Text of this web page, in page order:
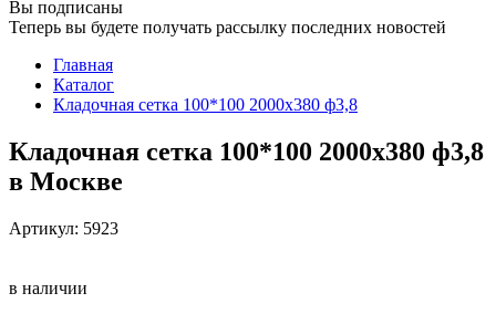
Вы подписаны
Теперь вы будете получать рассылку последних новостей
Главная
Каталог
Кладочная сетка 100*100 2000х380 ф3,8
Кладочная сетка 100*100 2000х380 ф3,8
в Москве
Артикул: 5923
в наличии